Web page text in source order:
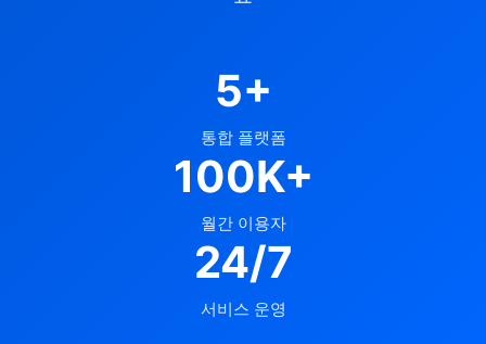
5+
통합 플랫폼
100K+
월간 이용자
24/7
서비스 운영